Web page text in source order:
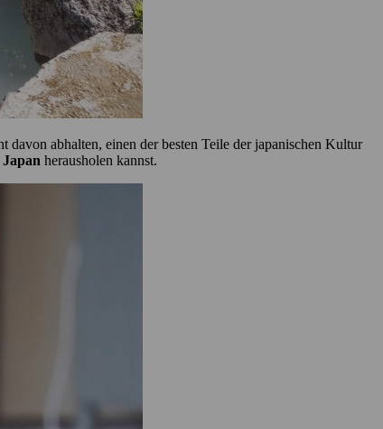
abhalten, einen der besten Teile der japanischen Kultur
Japan herausholen kannst.